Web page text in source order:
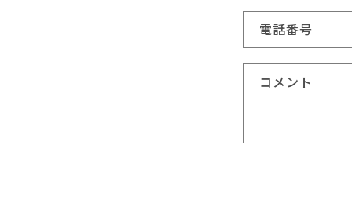
ー
ム
電話番号
コメント